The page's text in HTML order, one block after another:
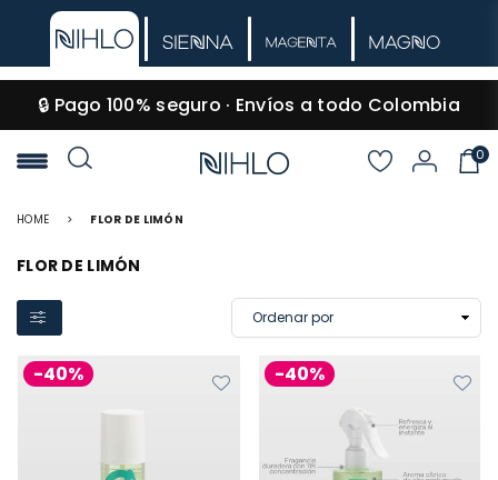
🔒 Pago 100% seguro · Envíos a todo Colombia
NIHLO
0
HOME > FLOR DE LIMÓN
FLOR DE LIMÓN
-40% -40%